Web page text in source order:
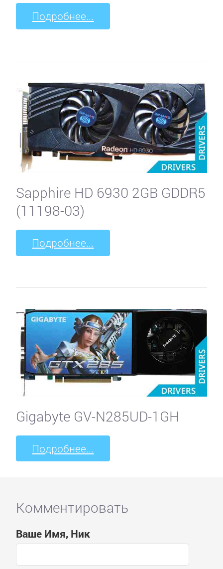
Подробнее...
Sapphire HD 6930 2GB GDDR5
(11198-03)
Подробнее...
Gigabyte GV-N285UD-1GH
Подробнее...
Комментировать
Ваше Имя, Ник